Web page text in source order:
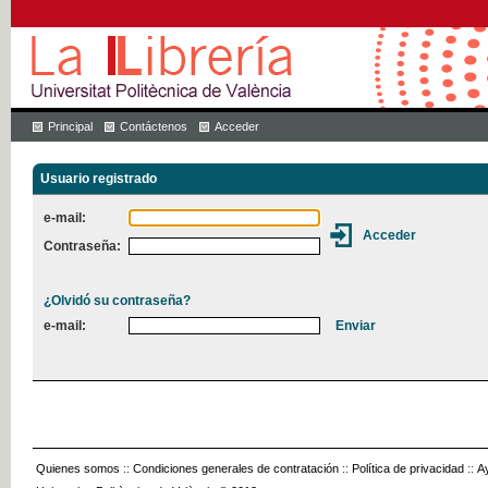
Principal Contáctenos Acceder
Usuario registrado
e-mail:
Contraseña:
¿Olvidó su contraseña?
e-mail:
Quienes somos :: Condiciones generales de contratación :: Política de privacidad ::